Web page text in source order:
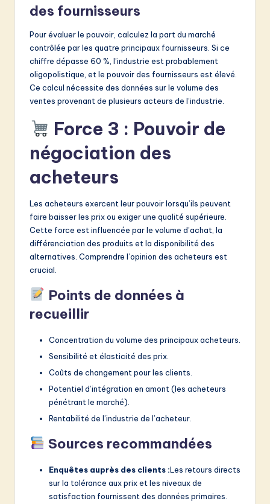
des fournisseurs
Pour évaluer le pouvoir, calculez la part du marché
contrôlée par les quatre principaux fournisseurs. Si ce
chiffre dépasse 60 %, l’industrie est probablement
oligopolistique, et le pouvoir des fournisseurs est élevé.
Ce calcul nécessite des données sur le volume des
ventes provenant de plusieurs acteurs de l’industrie.
Force 3 : Pouvoir de
négociation des
acheteurs
Les acheteurs exercent leur pouvoir lorsqu’ils peuvent
faire baisser les prix ou exiger une qualité supérieure.
Cette force est influencée par le volume d’achat, la
différenciation des produits et la disponibilité des
alternatives. Comprendre l’opinion des acheteurs est
crucial.
Points de données à
recueillir
Concentration du volume des principaux acheteurs.
Sensibilité et élasticité des prix.
Coûts de changement pour les clients.
Potentiel d’intégration en amont (les acheteurs
pénétrant le marché).
Rentabilité de l’industrie de l’acheteur.
Sources recommandées
Enquêtes auprès des clients :Les retours directs
sur la tolérance aux prix et les niveaux de
satisfaction fournissent des données primaires.